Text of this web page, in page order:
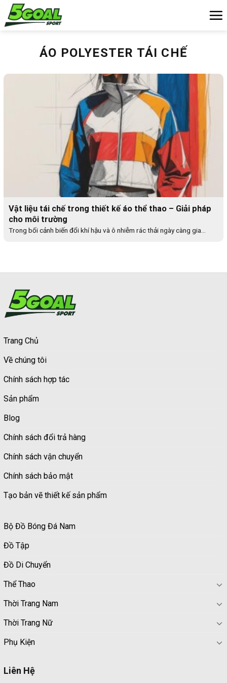
Chuyển
đến
ÁO POLYESTER TÁI CHẾ
Vật liệu tái chế trong thiết kế áo thể thao – Giải pháp
cho môi trường
Trong bối cảnh biến đổi khí hậu và ô nhiễm rác thải ngày càng gia...
Trang Chủ
Về chúng tôi
Chính sách hợp tác
Sản phẩm
Blog
Chính sách đổi trả hàng
Chính sách vận chuyển
Chính sách bảo mật
Tạo bản vẽ thiết kế sản phẩm
Bộ Đồ Bóng Đá Nam
Đồ Tập
Đồ Di Chuyển
Thể Thao
Thời Trang Nam
Thời Trang Nữ
Phụ Kiện
Liên Hệ